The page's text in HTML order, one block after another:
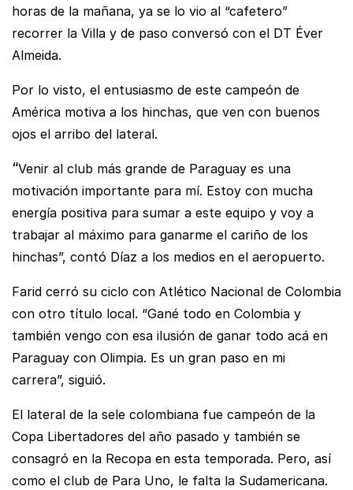
horas de la mañana, ya se lo vio al “cafetero”
recorrer la Villa y de paso conversó con el DT Éver
Almeida.
Por lo visto, el entusiasmo de este campeón de
América motiva a los hinchas, que ven con buenos
ojos el arribo del lateral.
“Venir al club más grande de Paraguay es una
motivación importante para mí. Estoy con mucha
energía positiva para sumar a este equipo y voy a
trabajar al máximo para ganarme el cariño de los
hinchas”, contó Díaz a los medios en el aeropuerto.
Farid cerró su ciclo con Atlético Nacional de Colombia
con otro título local. “Gané todo en Colombia y
también vengo con esa ilusión de ganar todo acá en
Paraguay con Olimpia. Es un gran paso en mi
carrera”, siguió.
El lateral de la sele colombiana fue campeón de la
Copa Libertadores del año pasado y también se
consagró en la Recopa en esta temporada. Pero, así
como el club de Para Uno, le falta la Sudamericana.